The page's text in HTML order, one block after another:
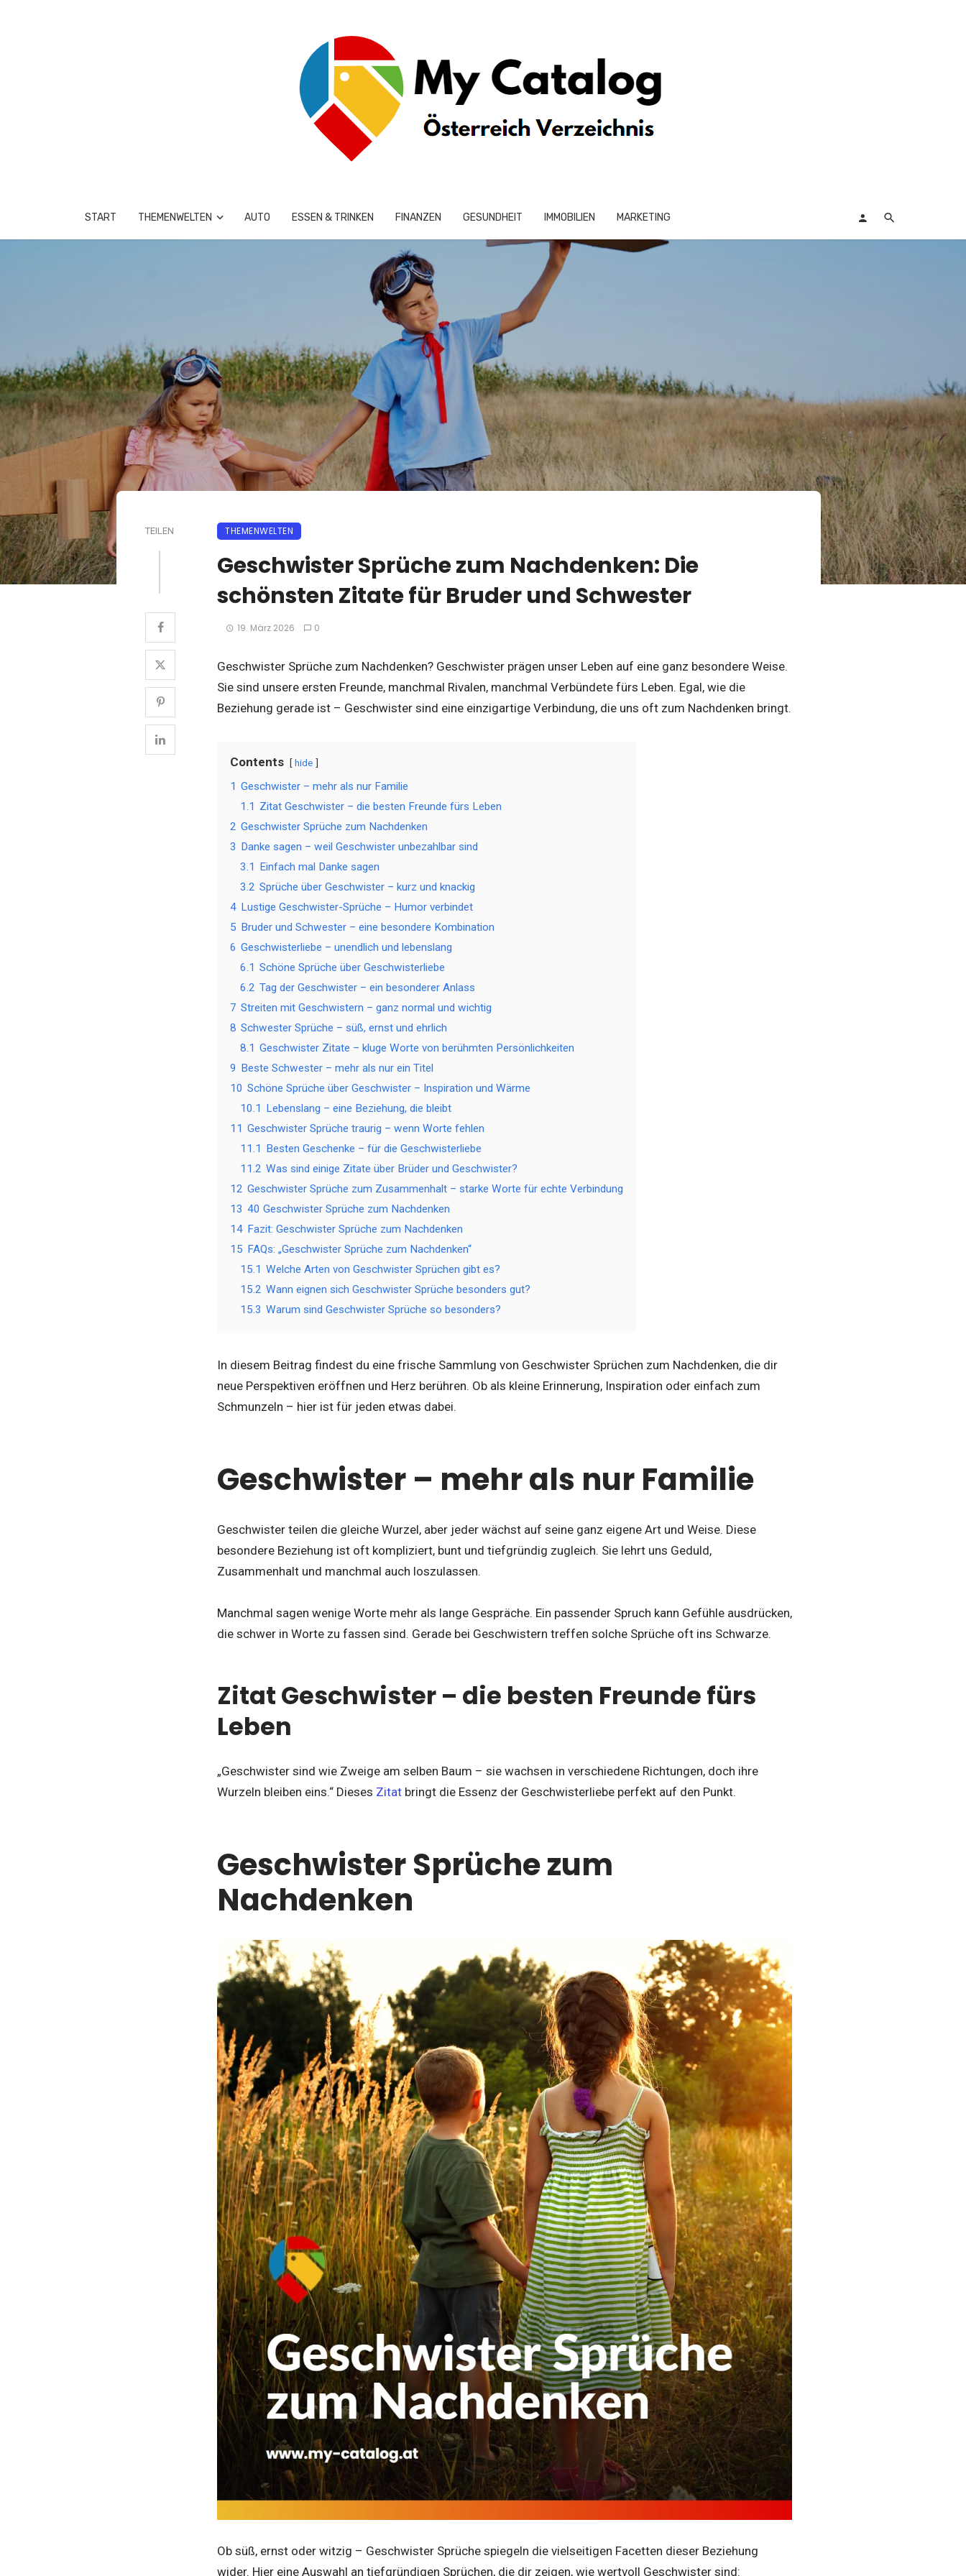
START THEMENWELTEN AUTO ESSEN & TRINKEN FINANZEN GESUNDHEIT IMMOBILIEN MARKETING
TEILEN THEMENWELTEN
Geschwister Sprüche zum Nachdenken: Die
schönsten Zitate für Bruder und Schwester
19. März 2026 0
Geschwister Sprüche zum Nachdenken? Geschwister prägen unser Leben auf eine ganz besondere Weise.
Sie sind unsere ersten Freunde, manchmal Rivalen, manchmal Verbündete fürs Leben. Egal, wie die
Beziehung gerade ist – Geschwister sind eine einzigartige Verbindung, die uns oft zum Nachdenken bringt.
Contents hide
1 Geschwister – mehr als nur Familie
1.1 Zitat Geschwister – die besten Freunde fürs Leben
2 Geschwister Sprüche zum Nachdenken
3 Danke sagen – weil Geschwister unbezahlbar sind
3.1 Einfach mal Danke sagen
3.2 Sprüche über Geschwister – kurz und knackig
4 Lustige Geschwister-Sprüche – Humor verbindet
5 Bruder und Schwester – eine besondere Kombination
6 Geschwisterliebe – unendlich und lebenslang
6.1 Schöne Sprüche über Geschwisterliebe
6.2 Tag der Geschwister – ein besonderer Anlass
7 Streiten mit Geschwistern – ganz normal und wichtig
8 Schwester Sprüche – süß, ernst und ehrlich
8.1 Geschwister Zitate – kluge Worte von berühmten Persönlichkeiten
9 Beste Schwester – mehr als nur ein Titel
10 Schöne Sprüche über Geschwister – Inspiration und Wärme
10.1 Lebenslang – eine Beziehung, die bleibt
11 Geschwister Sprüche traurig – wenn Worte fehlen
11.1 Besten Geschenke – für die Geschwisterliebe
11.2 Was sind einige Zitate über Brüder und Geschwister?
12 Geschwister Sprüche zum Zusammenhalt – starke Worte für echte Verbindung
13 40 Geschwister Sprüche zum Nachdenken
14 Fazit: Geschwister Sprüche zum Nachdenken
15 FAQs: „Geschwister Sprüche zum Nachdenken“
15.1 Welche Arten von Geschwister Sprüchen gibt es?
15.2 Wann eignen sich Geschwister Sprüche besonders gut?
15.3 Warum sind Geschwister Sprüche so besonders?
In diesem Beitrag findest du eine frische Sammlung von Geschwister Sprüchen zum Nachdenken, die dir
neue Perspektiven eröffnen und Herz berühren. Ob als kleine Erinnerung, Inspiration oder einfach zum
Schmunzeln – hier ist für jeden etwas dabei.
Geschwister – mehr als nur Familie
Geschwister teilen die gleiche Wurzel, aber jeder wächst auf seine ganz eigene Art und Weise. Diese
besondere Beziehung ist oft kompliziert, bunt und tiefgründig zugleich. Sie lehrt uns Geduld,
Zusammenhalt und manchmal auch loszulassen.
Manchmal sagen wenige Worte mehr als lange Gespräche. Ein passender Spruch kann Gefühle ausdrücken,
die schwer in Worte zu fassen sind. Gerade bei Geschwistern treffen solche Sprüche oft ins Schwarze.
Zitat Geschwister – die besten Freunde fürs
Leben
„Geschwister sind wie Zweige am selben Baum – sie wachsen in verschiedene Richtungen, doch ihre
Wurzeln bleiben eins.“ Dieses Zitat bringt die Essenz der Geschwisterliebe perfekt auf den Punkt.
Geschwister Sprüche zum
Nachdenken
Ob süß, ernst oder witzig – Geschwister Sprüche spiegeln die vielseitigen Facetten dieser Beziehung
wider. Hier eine Auswahl an tiefgründigen Sprüchen, die dir zeigen, wie wertvoll Geschwister sind: